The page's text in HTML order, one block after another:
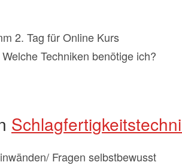
2. Tag für Online Kurs
Techniken benötige ich?
Fragen selbstbewusst